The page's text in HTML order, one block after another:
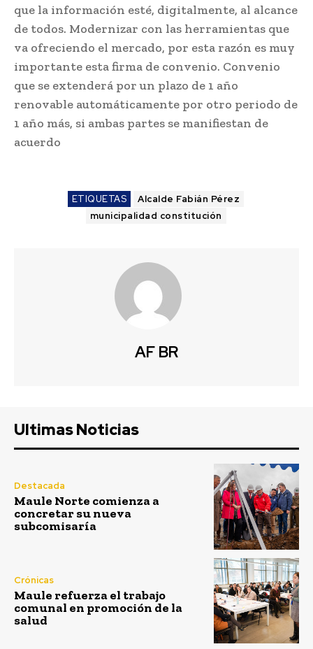
que la información esté, digitalmente, al alcance
de todos. Modernizar con las herramientas que
va ofreciendo el mercado, por esta razón es muy
importante esta firma de convenio. Convenio
que se extenderá por un plazo de 1 año
renovable automáticamente por otro periodo de
1 año más, si ambas partes se manifiestan de
acuerdo
ETIQUETAS
Alcalde Fabián Pérez
municipalidad constitución
AF BR
Ultimas Noticias
Destacada
Maule Norte comienza a
concretar su nueva
subcomisaría
Crónicas
Maule refuerza el trabajo
comunal en promoción de la
salud